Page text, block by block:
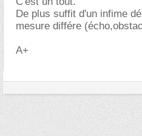
De plus suffit d'un infime
mesure différe
A+